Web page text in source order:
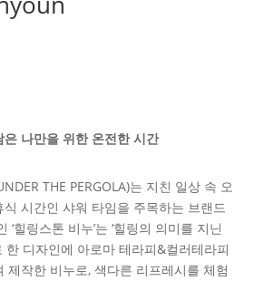
나만을 위한 온전한 시간
THE PERGOLA)는 지친 일상 속 오
시간인 샤워 타임을 주목하는 브랜드
‘힐링스톤 비누’는 ‘힐링의 의미를 지닌
한 디자인에 아로마 테라피&컬러테라피
제작한 비누로, 색다른 리프레시를 체험